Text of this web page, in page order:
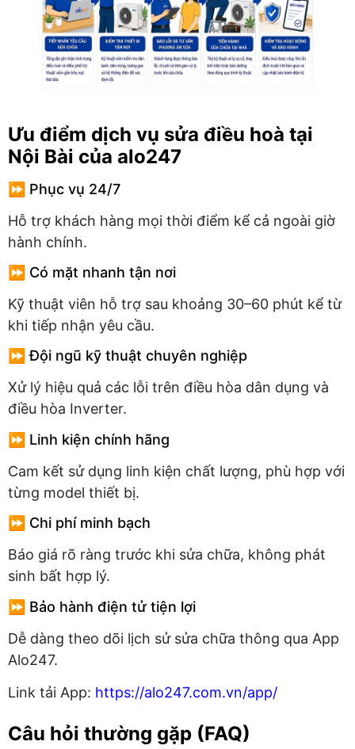
Ưu điểm dịch vụ sửa điều hoà tại
Nội Bài của alo247
⏩ Phục vụ 24/7
Hỗ trợ khách hàng mọi thời điểm kể cả ngoài giờ
hành chính.
⏩ Có mặt nhanh tận nơi
Kỹ thuật viên hỗ trợ sau khoảng 30–60 phút kể từ
khi tiếp nhận yêu cầu.
⏩ Đội ngũ kỹ thuật chuyên nghiệp
Xử lý hiệu quả các lỗi trên điều hòa dân dụng và
điều hòa Inverter.
⏩ Linh kiện chính hãng
Cam kết sử dụng linh kiện chất lượng, phù hợp với
từng model thiết bị.
⏩ Chi phí minh bạch
Báo giá rõ ràng trước khi sửa chữa, không phát
sinh bất hợp lý.
⏩ Bảo hành điện tử tiện lợi
Dễ dàng theo dõi lịch sử sửa chữa thông qua App
Alo247.
Link tải App: https://alo247.com.vn/app/
Câu hỏi thường gặp (FAQ)